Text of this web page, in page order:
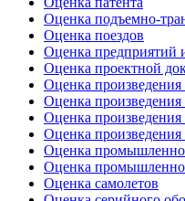
Оценка подъемно-
Оценка поездов
Оценка предприятий
Оценка проектной
Оценка произведения
Оценка произведения
Оценка
Оценка произведения
Оценка
Оценка
Оценка самолетов